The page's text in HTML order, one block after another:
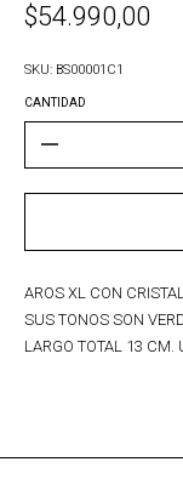
$54.990,00
SKU: BS00001C1
CANTIDAD
AROS XL CON
SUS TONOS SON
LARGO TOTAL 13 CM.